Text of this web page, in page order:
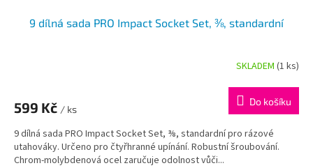
9 dílná sada PRO Impact Socket Set, ⅜, standardní
SKLADEM (1 ks)
599 Kč / ks
Do košíku
9 dílná sada PRO Impact Socket Set, ⅜, standardní pro rázové
utahováky. Určeno pro čtyřhranné upínání. Robustní šroubování.
Chrom-molybdenová ocel zaručuje odolnost vůči...